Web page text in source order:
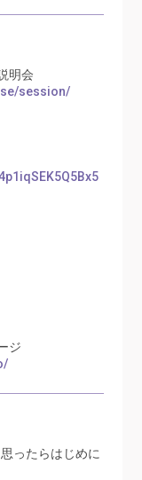
明会
session/
ジ
ったらはじめに